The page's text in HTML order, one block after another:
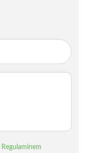
Regulaminem